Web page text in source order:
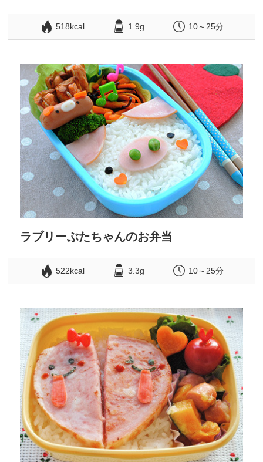
518kcal 1.9g 10～25分
ラブリーぶたちゃんのお弁当
522kcal 3.3g 10～25分